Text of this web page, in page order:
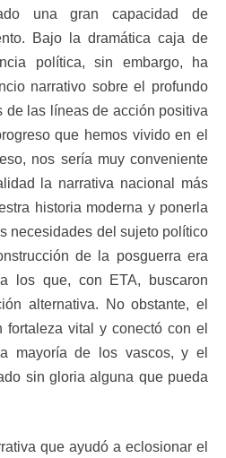
una gran capacidad de
Bajo la dramática caja de
política, sin embargo, ha
narrativo sobre el profundo
de las líneas de acción positiva
que hemos vivido en el
nos sería muy conveniente
la narrativa nacional más
historia moderna y ponerla
necesidades del sujeto político
de la posguerra era
los que, con ETA, buscaron
alternativa. No obstante, el
fortaleza vital y conectó con el
mayoría de los vascos, y el
sin gloria alguna que pueda
que ayudó a eclosionar el